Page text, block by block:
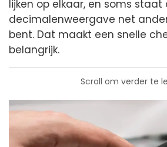
lijken op elkaar, en soms staat
decimalenweergave net
bent. Dat maakt een snelle
belangrijk.
Scroll om verder te